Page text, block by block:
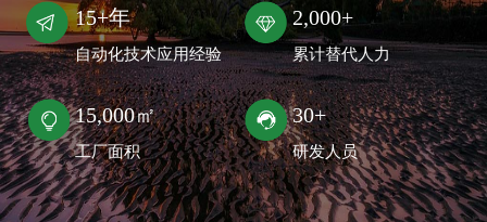
15+年
自动化技术应用经验
2,000+
累计替代人力
15,000㎡
工厂面积
30+
研发人员